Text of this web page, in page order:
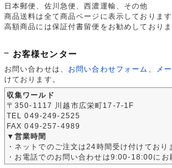
日本郵便、佐川急便、西濃運輸、その他
商品送料は全て商品ページに表示しております
高額商品には保証付書留便をお勧めしておりま
お客様センター
お問い合わせは、 お問い合わせフォーム メ
けております。
収集ワールド
〒350-1117 川越市広栄町17-7-1F
TEL 049-249-2525
FAX 049-257-4989
▼営業時間
・ネットでのご注文は24時間受け付けており
・お電話でのお問い合わせは9:00-18:00にお